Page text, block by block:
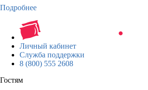
Подробнее
Личный кабинет
Служба поддержки
8 (800) 555 2608
Гостям